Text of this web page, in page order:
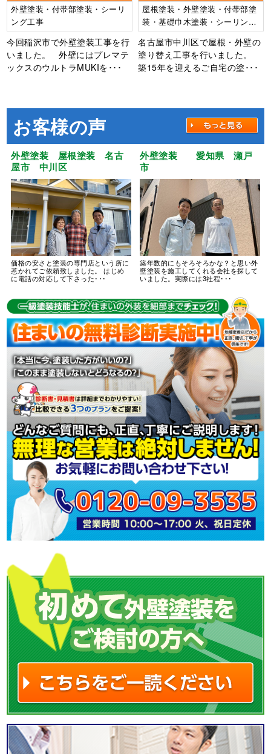
外壁塗装・付帯部塗装・シーリ
ング工事
今回稲沢市で外壁塗装工事を行
いました。 外壁にはプレマテ
ックスのウルトラMUKIを･･･
屋根塗装・外壁塗装・付帯部塗
装・基礎巾木塗装・シーリング
打ち替え工事
名古屋市中川区で屋根・外壁の
塗り替え工事を行いました。
築15年を迎えるご自宅の塗･･･
お客様の声
外壁塗装 屋根塗装 名古
屋市 中川区
価格の安さと塗装の専門店という所に
惹かれてご依頼致しました。 はじめ
に電話の対応して下さった･･･
外壁塗装 愛知県 瀬戸
市
築年数的にもそろそろかな？と思い外
壁塗装を施工してくれる会社を探して
いました。実際には3社程･･･